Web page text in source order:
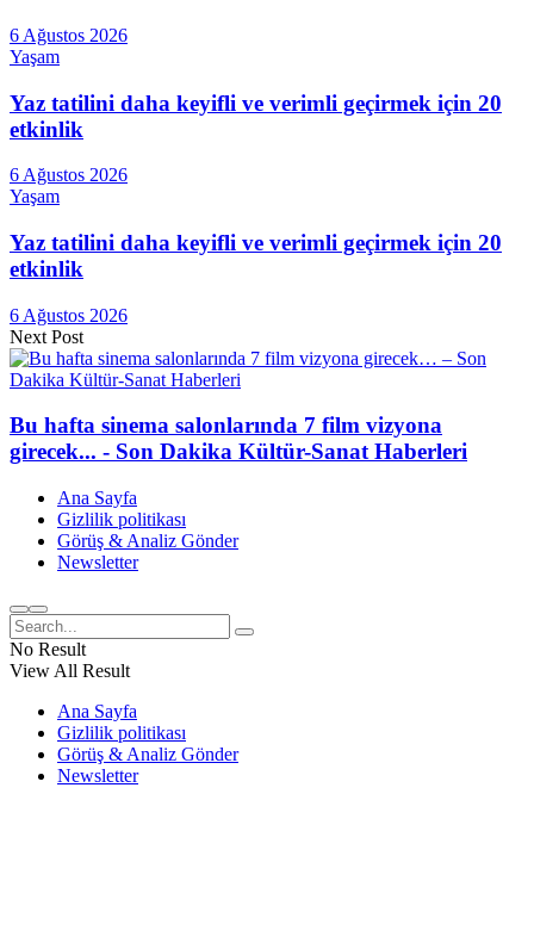
6 Ağustos 2026
Yaşam
Yaz tatilini daha keyifli ve verimli geçirmek için 20
etkinlik
6 Ağustos 2026
Yaşam
Yaz tatilini daha keyifli ve verimli geçirmek için 20
etkinlik
6 Ağustos 2026
Next Post
Bu hafta sinema salonlarında 7 film vizyona
girecek... - Son Dakika Kültür-Sanat Haberleri
Ana Sayfa
Gizlilik politikası
Görüş & Analiz Gönder
Newsletter
No Result
View All Result
Ana Sayfa
Gizlilik politikası
Görüş & Analiz Gönder
Newsletter